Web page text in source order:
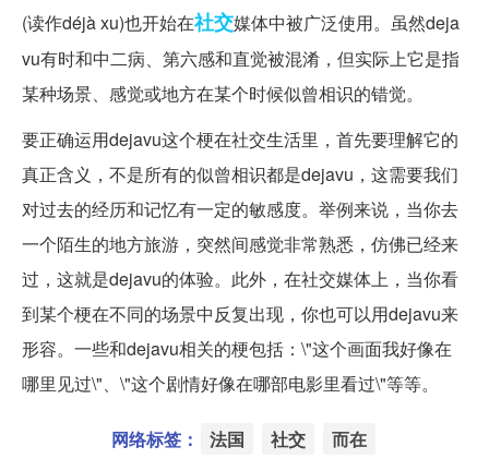
(读作déjà xu)也开始在社交媒体中被广泛使用。虽然deja
vu有时和中二病、第六感和直觉被混淆，但实际上它是指
某种场景、感觉或地方在某个时候似曾相识的错觉。
要正确运用dejavu这个梗在社交生活里，首先要理解它的
真正含义，不是所有的似曾相识都是dejavu，这需要我们
对过去的经历和记忆有一定的敏感度。举例来说，当你去
一个陌生的地方旅游，突然间感觉非常熟悉，仿佛已经来
过，这就是dejavu的体验。此外，在社交媒体上，当你看
到某个梗在不同的场景中反复出现，你也可以用dejavu来
形容。一些和dejavu相关的梗包括：\"这个画面我好像在
哪里见过\"、\"这个剧情好像在哪部电影里看过\"等等。
网络标签： 法国 社交 而在